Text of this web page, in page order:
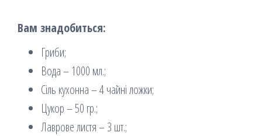
Вам знадобиться:
Гриби;
Вода – 1000 мл.;
Сіль кухонна – 4 чайні ложки;
Цукор – 50 гр.;
Лаврове листя – 3 шт.;